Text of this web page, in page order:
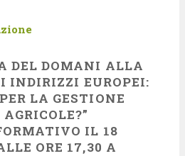
DEL DOMANI ALLA
INDIRIZZI EUROPEI:
LA GESTIONE
IL 18
ORE 17,30 A